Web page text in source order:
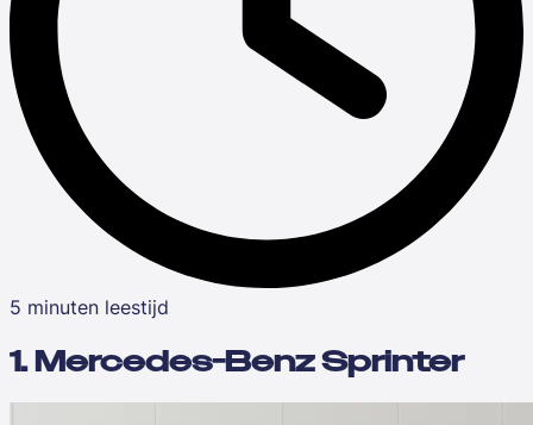
5 minuten leestijd
1. Mercedes-Benz Sprinter